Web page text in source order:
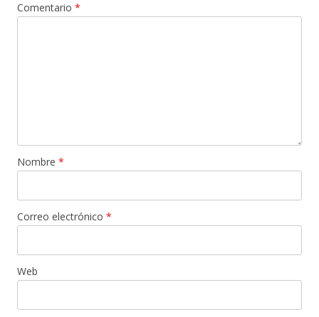
Comentario *
Nombre *
Correo electrónico *
Web